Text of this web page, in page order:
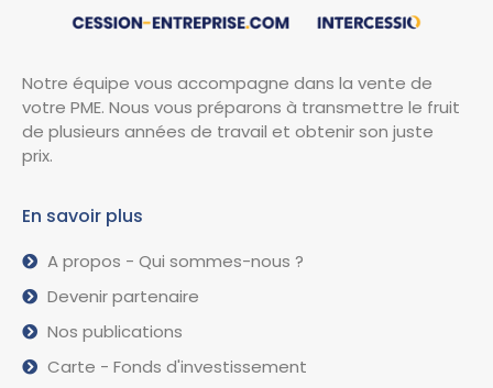
Notre équipe vous accompagne dans la vente de
votre PME. Nous vous préparons à transmettre le fruit
de plusieurs années de travail et obtenir son juste
prix.
En savoir plus
A propos - Qui sommes-nous ?
Devenir partenaire
Nos publications
Carte - Fonds d'investissement